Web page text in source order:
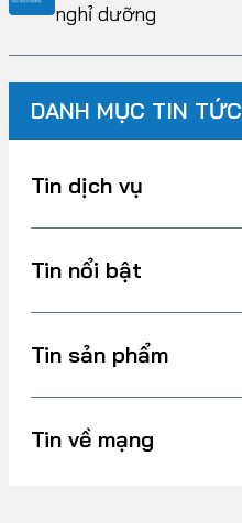
nghỉ dưỡng
DANH MỤC TIN TỨC
Tin dịch vụ
Tin nổi bật
Tin sản phẩm
Tin về mạng